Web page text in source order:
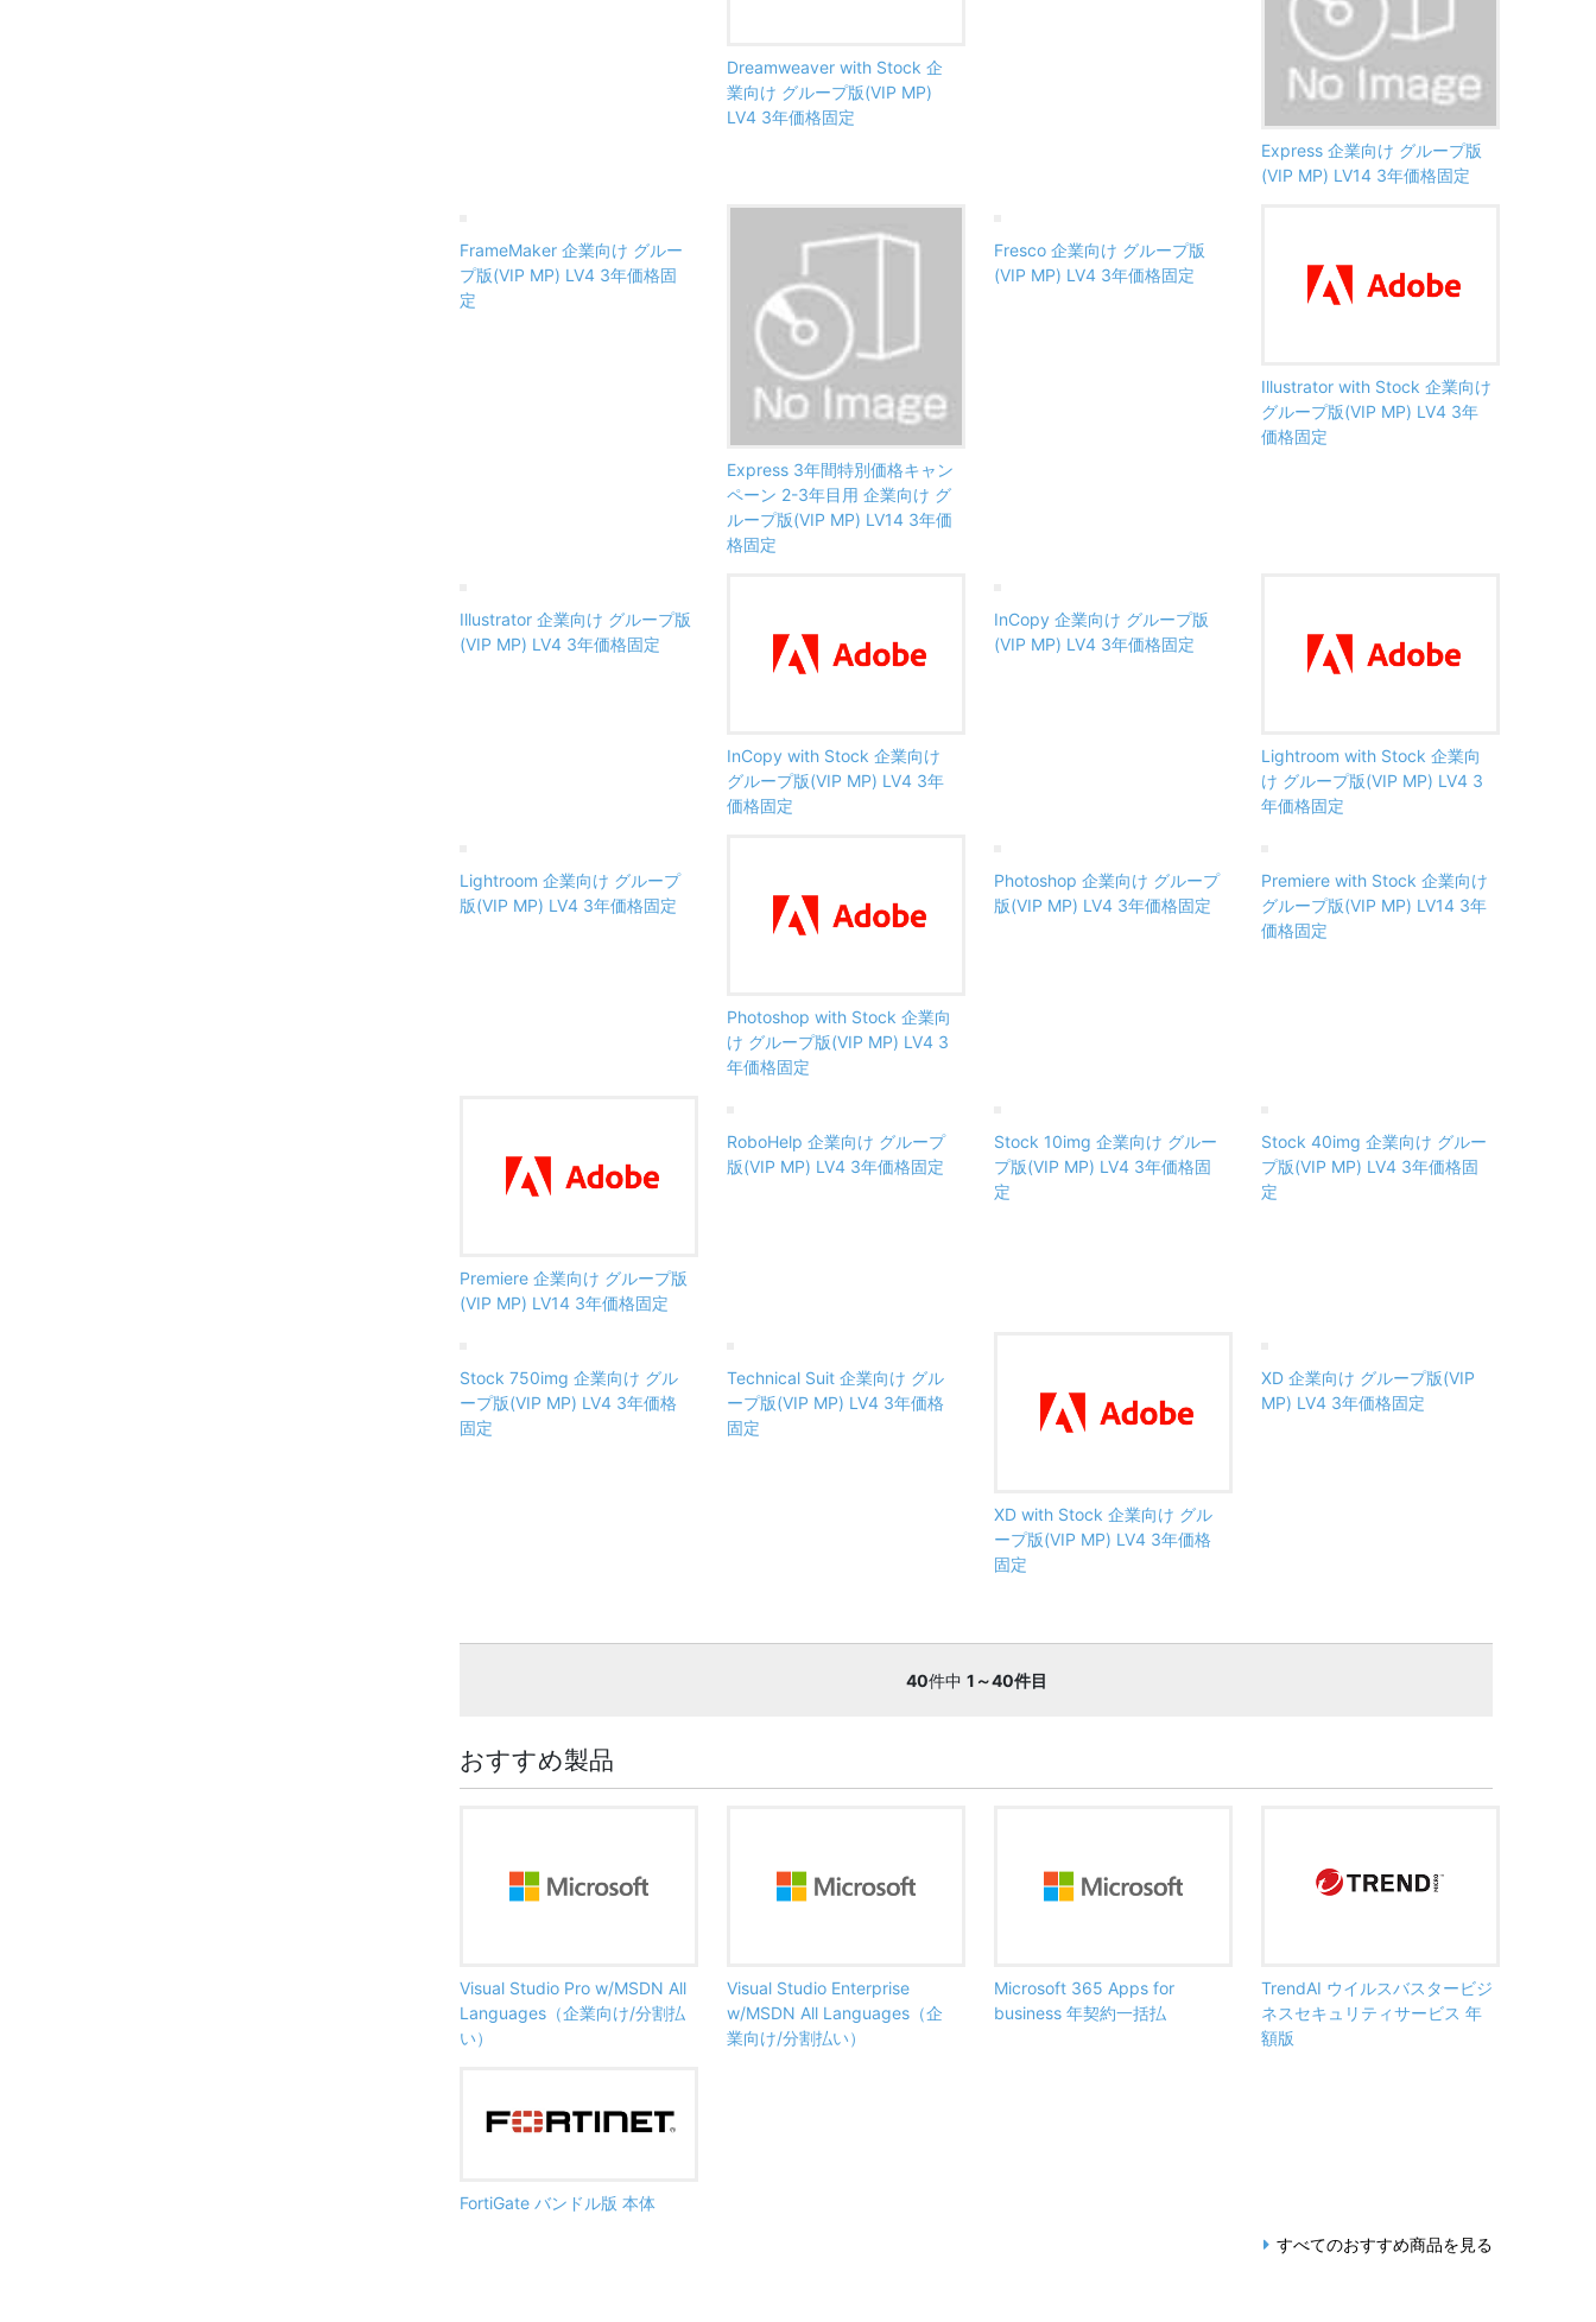
Dreamweaver with Stock 企
業向け グループ版(VIP MP)
LV4 3年価格固定
Express 企業向け グループ版
(VIP MP) LV14 3年価格固定
FrameMaker 企業向け グルー
プ版(VIP MP) LV4 3年価格固
定
Express 3年間特別価格キャン
ペーン 2-3年目用 企業向け グ
ループ版(VIP MP) LV14 3年価
格固定
Fresco 企業向け グループ版
(VIP MP) LV4 3年価格固定
Illustrator with Stock 企業向け
グループ版(VIP MP) LV4 3年
価格固定
Illustrator 企業向け グループ版
(VIP MP) LV4 3年価格固定
InCopy with Stock 企業向け
グループ版(VIP MP) LV4 3年
価格固定
InCopy 企業向け グループ版
(VIP MP) LV4 3年価格固定
Lightroom with Stock 企業向
け グループ版(VIP MP) LV4 3
年価格固定
Lightroom 企業向け グループ
版(VIP MP) LV4 3年価格固定
Photoshop with Stock 企業向
け グループ版(VIP MP) LV4 3
年価格固定
Photoshop 企業向け グループ
版(VIP MP) LV4 3年価格固定
Premiere with Stock 企業向け
グループ版(VIP MP) LV14 3年
価格固定
Premiere 企業向け グループ版
(VIP MP) LV14 3年価格固定
RoboHelp 企業向け グループ
版(VIP MP) LV4 3年価格固定
Stock 10img 企業向け グルー
プ版(VIP MP) LV4 3年価格固
定
Stock 40img 企業向け グルー
プ版(VIP MP) LV4 3年価格固
定
Stock 750img 企業向け グル
ープ版(VIP MP) LV4 3年価格
固定
Technical Suit 企業向け グル
ープ版(VIP MP) LV4 3年価格
固定
XD with Stock 企業向け グル
ープ版(VIP MP) LV4 3年価格
固定
XD 企業向け グループ版(VIP
MP) LV4 3年価格固定
40件中 1～40件目
おすすめ製品
Visual Studio Pro w/MSDN All
Languages（企業向け/分割払
い）
Visual Studio Enterprise
w/MSDN All Languages（企
業向け/分割払い）
Microsoft 365 Apps for
business 年契約一括払
TrendAI ウイルスバスタービジ
ネスセキュリティサービス 年
額版
FortiGate バンドル版 本体
すべてのおすすめ商品を見る